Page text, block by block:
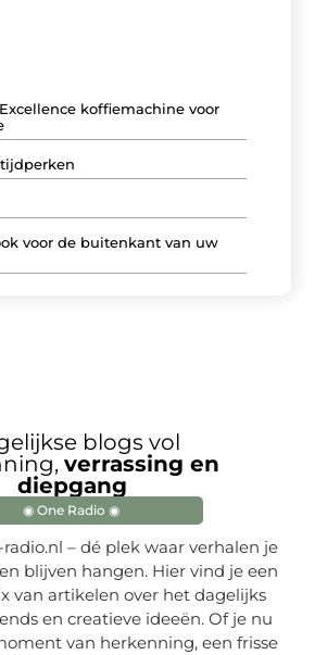
koffiemachine voor
voor de buitenkant van uw
blogs vol
verrassing en
diepgang
◉ One Radio ◉
– dé plek waar verhalen je
blijven hangen. Hier vind je een
van artikelen over het dagelijks
en creatieve ideeën. Of je nu
van herkenning, een frisse